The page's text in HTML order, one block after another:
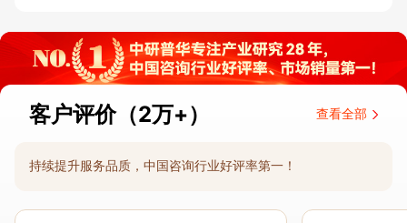
客户评价（2万+） 查看全部
持续提升服务品质，中国咨询行业好评率第一！